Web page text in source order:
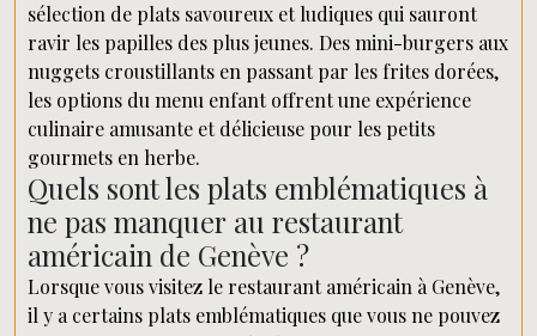
sélection de plats savoureux et ludiques qui sauront
ravir les papilles des plus jeunes. Des mini-burgers aux
nuggets croustillants en passant par les frites dorées,
les options du menu enfant offrent une expérience
culinaire amusante et délicieuse pour les petits
gourmets en herbe.
Quels sont les plats emblématiques à
ne pas manquer au restaurant
américain de Genève ?
Lorsque vous visitez le restaurant américain à Genève,
il y a certains plats emblématiques que vous ne pouvez